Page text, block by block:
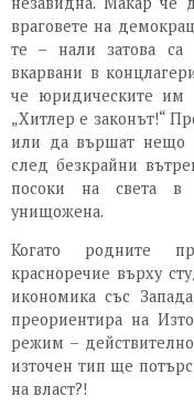
враговете на
те – нали затова са
вкарвани в
че юридическите им
„Хитлер е законът!“
или да вършат нещо
след безкрайни
посоки на света в
унищожена.
Когато родните
красноречие върху
икономика със
преориентира на
режим –
източен тип ще
на власт?!